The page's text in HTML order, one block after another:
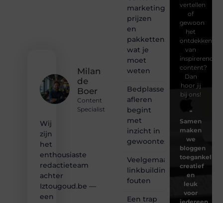
Milan
de
Boer
Content
Specialist
Wij
zijn
het
enthousiaste
redactieteam
achter
Iztougoud.be —
een
marketing
prijzen
en
pakketten:
wat je
moet
weten
Bedplassen
afleren
begint
met
inzicht in
gewoontes
Veelgemaakte
linkbuilding
fouten
Een trap
vertellen
of
gewoon
het
ontdekken
van
inspirerende
content?
Dan
hoor jij
bij ons!
❝
Samen
maken
we
bloggen
toegankelijk,
creatief
en
leuk
voor